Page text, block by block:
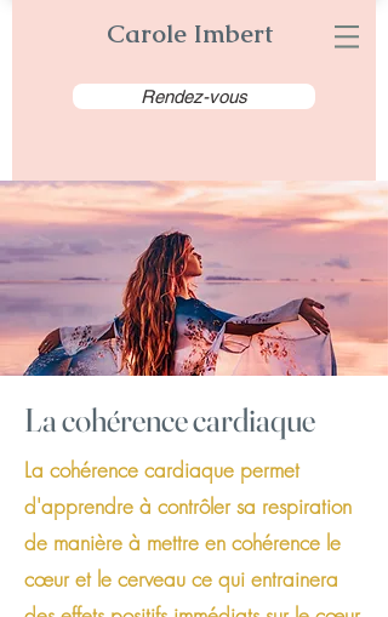
Carole Imbert
Rendez-vous
La cohérence cardiaque
La cohérence cardiaque permet
d'apprendre à contrôler sa respiration
de manière à mettre en cohérence le
cœur et le cerveau ce qui entrainera